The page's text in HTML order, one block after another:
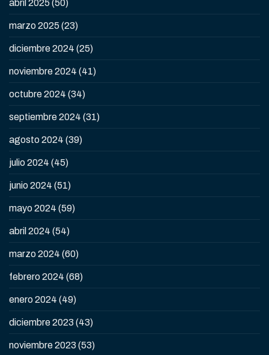
abril 2025 (50)
marzo 2025 (23)
diciembre 2024 (25)
noviembre 2024 (41)
octubre 2024 (34)
septiembre 2024 (31)
agosto 2024 (39)
julio 2024 (45)
junio 2024 (51)
mayo 2024 (59)
abril 2024 (54)
marzo 2024 (60)
febrero 2024 (68)
enero 2024 (49)
diciembre 2023 (43)
noviembre 2023 (53)